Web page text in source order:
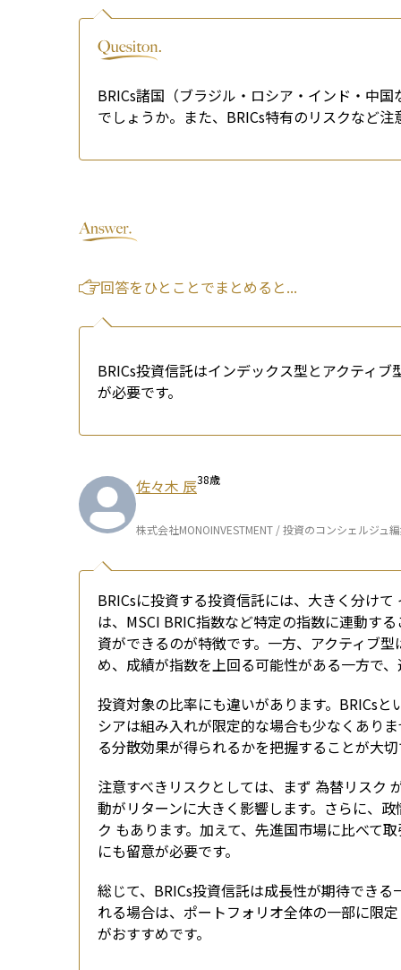
BRICs諸国（ブラジル・ロシア・インド・中
でしょうか。また、BRICs特有のリスクなど
回答をひとことでまとめると...
BRICs投資信託はインデックス型とアクティ
が必要です。
佐々木 辰38歳
株式会社MONOINVESTMENT / 投資のコンシェルジュ
BRICsに投資する投資信託には、大きく分け
は、MSCI BRIC指数など特定の指数に連動す
資ができるのが特徴です。一方、アクティブ
め、成績が指数を上回る可能性がある一方で
投資対象の比率にも違いがあります。BRICs
シアは組み入れが限定的な場合も少なくあり
る分散効果が得られるかを把握することが大
注意すべきリスクとしては、まず 為替リスク
動がリターンに大きく影響します。さらに、
ク もあります。加えて、先進国市場に比べて
にも留意が必要です。
総じて、BRICs投資信託は成長性が期待でき
れる場合は、ポートフォリオ全体の一部に限
がおすすめです。